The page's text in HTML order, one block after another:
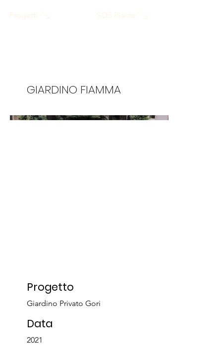
Progetti SOS Piante
GIARDINO FIAMMA
Progetto
Giardino Privato Gori
Data
2021